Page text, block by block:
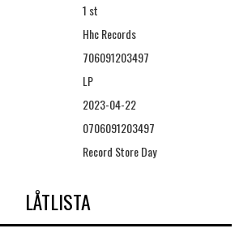
1 st
Hhc Records
706091203497
LP
2023-04-22
0706091203497
Record Store Day
LÅTLISTA